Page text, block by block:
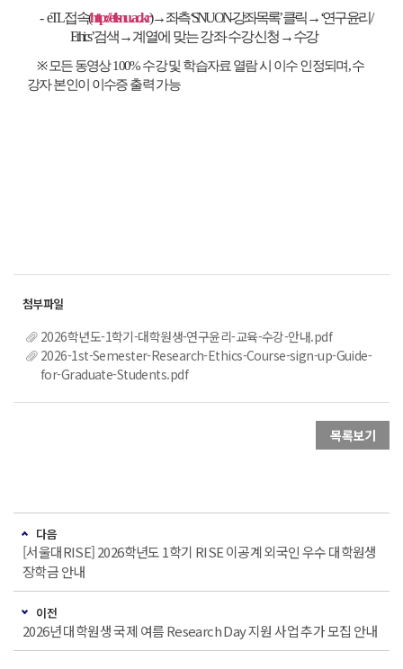
-eTL 접속(http://etl.snu.ac.kr) → 좌측 ‘SNUON-강좌목록’ 클릭→ ‘연구윤리 /
Ethics’ 검색 →계열에 맞는 강좌 수강신청→ 수강
※모든 동영상 100% 수강 및 학습자료 열람 시 이수 인정되며, 수
강자 본인이 이수증 출력 가능
2026학년도-1학기-대학원생-연구윤리-교육-수강-안내.pdf
2026-1st-Semester-Research-Ethics-Course-sign-up-Guide-
for-Graduate-Students.pdf
목록보기
다음
[서울대RISE] 2026학년도 1학기 RISE 이공계 외국인 우수 대학원생
장학금 안내
이전
2026년 대학원생 국제 여름 Research Day 지원 사업 추가 모집 안내